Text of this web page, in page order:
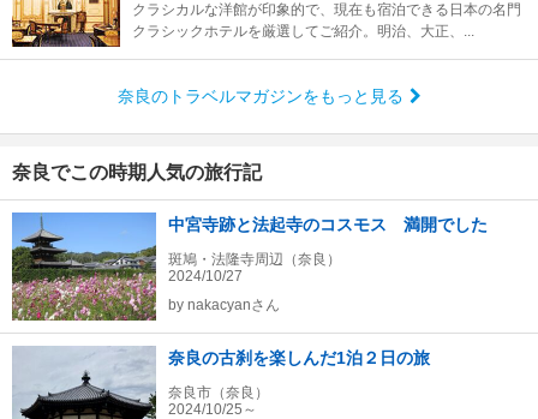
クラシカルな洋館が印象的で、現在も宿泊できる日本の名門
クラシックホテルを厳選してご紹介。明治、大正、...
奈良のトラベルマガジンをもっと見る
奈良でこの時期人気の旅行記
中宮寺跡と法起寺のコスモス 満開でした
斑鳩・法隆寺周辺（奈良）
2024/10/27
by nakacyanさん
奈良の古刹を楽しんだ1泊２日の旅
奈良市（奈良）
2024/10/25～